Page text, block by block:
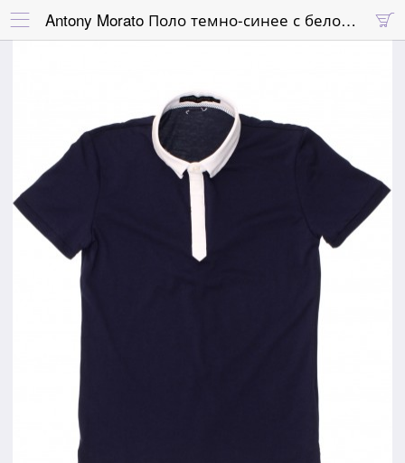
 
Antony Morato Поло темно-синее с белой планкой и воротником